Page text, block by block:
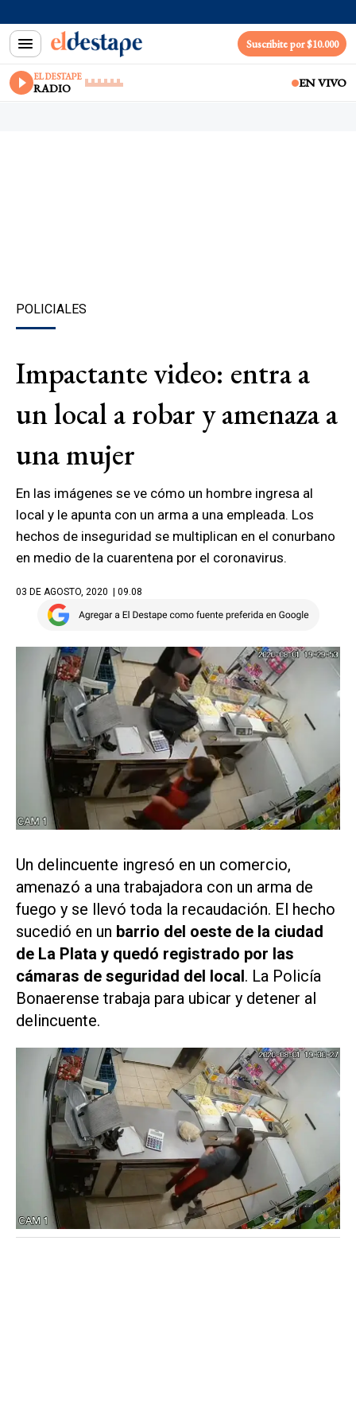
Suscribite por $10.000
EL DESTAPE
RADIO EN VIVO
POLICIALES
Impactante video: entra a
un local a robar y amenaza a
una mujer
En las imágenes se ve cómo un hombre ingresa al
local y le apunta con un arma a una empleada. Los
hechos de inseguridad se multiplican en el conurbano
en medio de la cuarentena por el coronavirus.
03 DE AGOSTO, 2020 | 09.08
Un delincuente ingresó en un comercio,
amenazó a una trabajadora con un arma de
fuego y se llevó toda la recaudación. El hecho
sucedió en un barrio del oeste de la ciudad
de La Plata y quedó registrado por las
cámaras de seguridad del local. La Policía
Bonaerense trabaja para ubicar y detener al
delincuente.